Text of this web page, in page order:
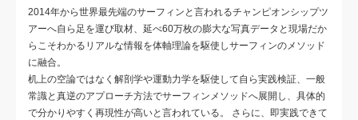
2014年から世界最先端のサーフィンと言われるチャンピオンシップツ
アーへ自ら足を運び取材、延べ60万枚の膨大な写真データと現場だか
らこそわかるリアルな情報を体軸理論を駆使しサーフィンのメソッド
に融合。
机上の空論ではなく解剖学や運動力学を駆使して自ら実践検証、一般
常識と真逆のアプローチ方法でサーフィンメソッドへ展開し、具体的
で分かりやすく再現性が高いと言われている。 さらに、即実践できて